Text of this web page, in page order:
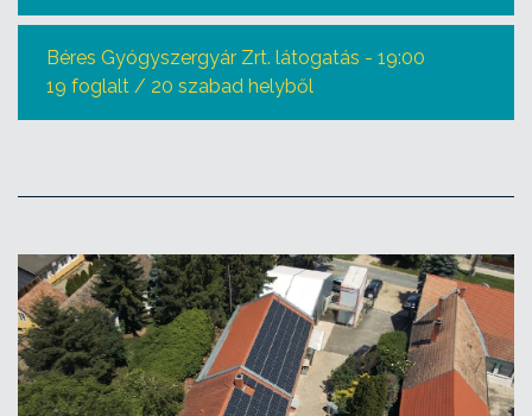
Béres Gyógyszergyár Zrt. látogatás - 19:00
19 foglalt / 20 szabad helyből